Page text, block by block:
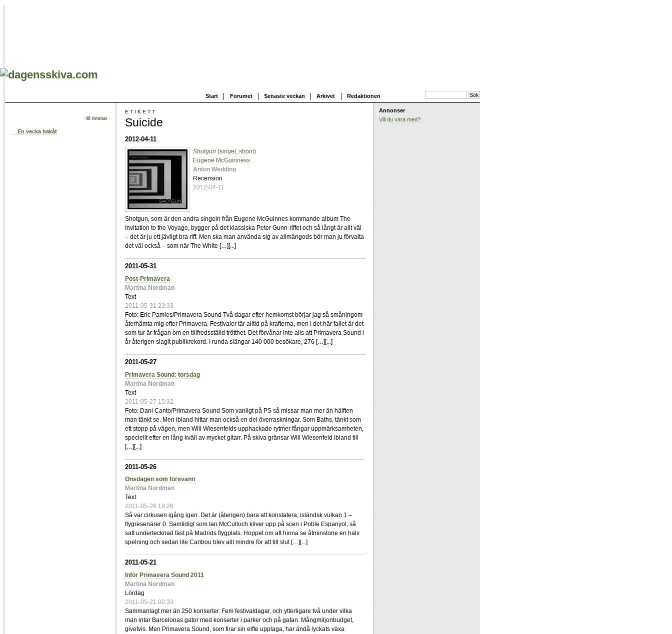
Start Forumet Senaste veckan Arkivet Redaktionen
48 timmar
En vecka bakåt
ETIKETT
Suicide
2012-04-11
Shotgun (singel, ström)
Eugene McGuinness
Anton Wedding
Recension
2012-04-11
Shotgun, som är den andra singeln från Eugene McGuinnes kommande album The
Invitation to the Voyage, bygger på det klassiska Peter Gunn-riffet och så långt är allt väl
– det är ju ett jävligt bra riff. Men ska man använda sig av allmängods bör man ju förvalta
det väl också – som när The White […][...]
2011-05-31
Post-Primavera
Martina Nordman
Text
2011-05-31 23:33
Foto: Eric Pamies/Primavera Sound Två dagar efter hemkomst börjar jag så småningom
återhämta mig efter Primavera. Festivaler tär alltid på krafterna, men i det här fallet är det
som tur är frågan om en tillfredsställd trötthet. Det förvånar inte alls att Primavera Sound i
år återigen slagit publikrekord. I runda slängar 140 000 besökare, 276 […][...]
2011-05-27
Primavera Sound: torsdag
Martina Nordman
Text
2011-05-27 15:32
Foto: Dani Canto/Primavera Sound Som vanligt på PS så missar man mer än hälften
man tänkt se. Men ibland hittar man också en del överraskningar. Som Baths, tänkt som
ett stopp på vägen, men Will Wiesenfelds upphackade rytmer fångar uppmärksamheten,
speciellt efter en lång kväll av mycket gitarr. På skiva gränsar Will Wiesenfeld ibland till
[…][... ]
2011-05-26
Onsdagen som försvann
Martina Nordman
Text
2011-05-26 18:26
Så var cirkusen igång igen. Det är (återigen) bara att konstatera; isländsk vulkan 1 –
flygresenärer 0. Samtidigt som Ian McCulloch kliver upp på scen i Poble Espanyol, så
satt undertecknad fast på Madrids flygplats. Hoppet om att hinna se åtminstone en halv
spelning och sedan lite Caribou blev allt mindre för att till slut […][...]
2011-05-21
Inför Primavera Sound 2011
Martina Nordman
Lördag
2011-05-21 00:33
Sammanlagt mer än 250 konserter. Fem festivaldagar, och ytterligare två under vilka
man intar Barcelonas gator med konserter i parker och på gatan. Mångmiljonbudget,
givetvis. Men Primavera Sound, som firar sin elfte upplaga, har ändå lyckats växa
Annonser
Vill du vara med?